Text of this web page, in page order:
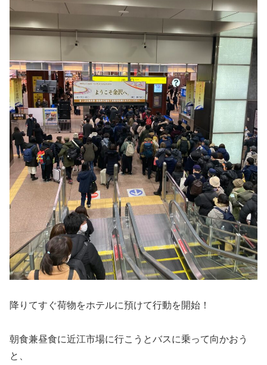
降りてすぐ荷物をホテルに預けて行動を開始！
朝食兼昼食に近江市場に行こうとバスに乗って向かおう
と、